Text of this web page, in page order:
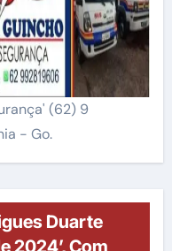
(62) 9
- Go.
Duarte
2024’, Com